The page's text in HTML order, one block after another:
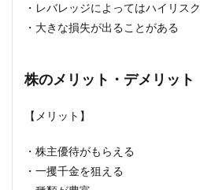
・レバレッジによってはハイリスク
・大きな損失が出ることがある
株のメリット・デメリット
【メリット】
・株主優待がもらえる
・一攫千金を狙える